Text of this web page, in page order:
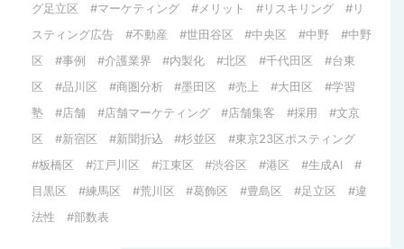
グ足立区
マーケティング メリット リスキリング
リ
スティング広告
不動産 世田谷区 中央区 中野
中野
区
事例 介護業界 内製化 北区 千代田区
台東
区
品川区 商圏分析 墨田区 売上 大田区
学習
塾
店舗 店舗マーケティング 店舗集客 採用
文京
区
新宿区 新聞折込 杉並区
東京23区ポスティング
板橋区
江戸川区 江東区 渋谷区 港区
生成AI
目黒区
練馬区 荒川区 葛飾区 豊島区 足立区
違
法性
部数表